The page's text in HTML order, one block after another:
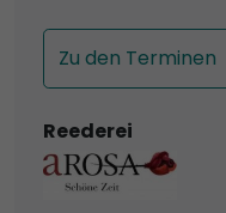
Zu den Terminen
Reederei